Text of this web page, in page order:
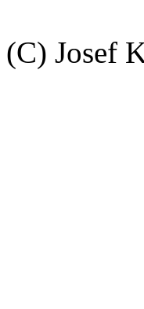
(C) Josef